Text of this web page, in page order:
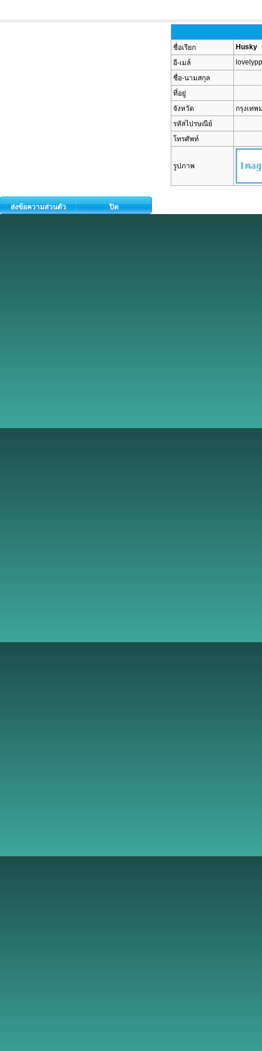
ชื่อเรียก
Husky
อี-เมล์
ชื่อ-นามสกุล
ที่อยู่
จังหวัด
กรุงเท
รหัสไปรษณีย์
โทรศัพท์
รูปภาพ
ส่งข้อความส่วนตัว ปิด